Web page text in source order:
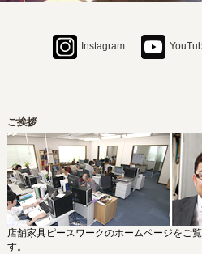
Instagram
ご挨拶
店舗家具ピースワークのホームページをご
す。